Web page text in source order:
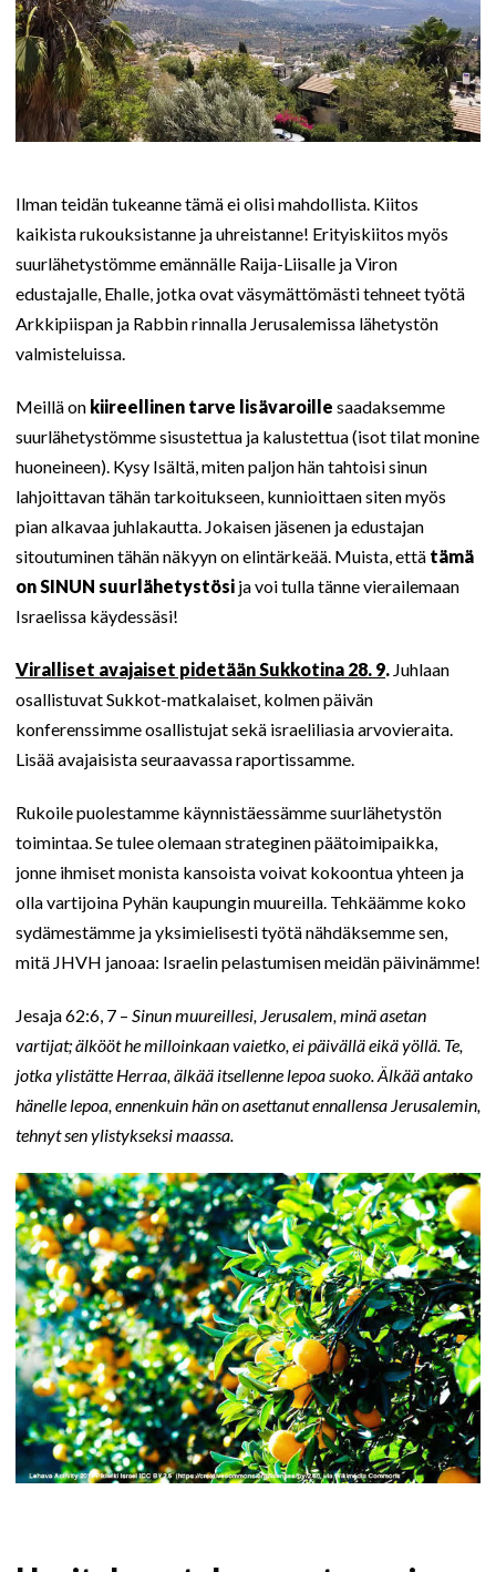
Ilman teidän tukeanne tämä ei olisi mahdollista. Kiitos
kaikista rukouksistanne ja uhreistanne! Erityiskiitos myös
suurlähetystömme emännälle Raija-Liisalle ja Viron
edustajalle, Ehalle, jotka ovat väsymättömästi tehneet työtä
Arkkipiispan ja Rabbin rinnalla Jerusalemissa lähetystön
valmisteluissa.
Meillä on kiireellinen tarve lisävaroille saadaksemme
suurlähetystömme sisustettua ja kalustettua (isot tilat monine
huoneineen). Kysy Isältä, miten paljon hän tahtoisi sinun
lahjoittavan tähän tarkoitukseen, kunnioittaen siten myös
pian alkavaa juhlakautta. Jokaisen jäsenen ja edustajan
sitoutuminen tähän näkyyn on elintärkeää. Muista, että tämä
on SINUN suurlähetystösi ja voi tulla tänne vierailemaan
Israelissa käydessäsi!
Viralliset avajaiset pidetään Sukkotina 28. 9. Juhlaan
osallistuvat Sukkot-matkalaiset, kolmen päivän
konferenssimme osallistujat sekä israeliliasia arvovieraita.
Lisää avajaisista seuraavassa raportissamme.
Rukoile puolestamme käynnistäessämme suurlähetystön
toimintaa. Se tulee olemaan strateginen päätoimipaikka,
jonne ihmiset monista kansoista voivat kokoontua yhteen ja
olla vartijoina Pyhän kaupungin muureilla. Tehkäämme koko
sydämestämme ja yksimielisesti työtä nähdäksemme sen,
mitä JHVH janoaa: Israelin pelastumisen meidän päivinämme!
Jesaja 62:6, 7 – Sinun muureillesi, Jerusalem, minä asetan
vartijat; älkööt he milloinkaan vaietko, ei päivällä eikä yöllä. Te,
jotka ylistätte Herraa, älkää itsellenne lepoa suoko. Älkää antako
hänelle lepoa, ennenkuin hän on asettanut ennallensa Jerusalemin,
tehnyt sen ylistykseksi maassa.